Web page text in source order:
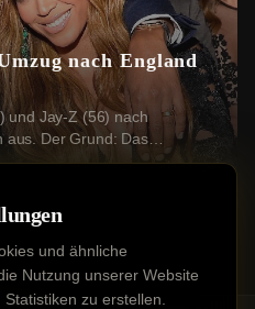
und ähnliche
Nutzung unserer Website
zu erstellen.
nach England
und Jay-Z (56) nach
aus. Der Grund: Das
Stars erwerben wollten...